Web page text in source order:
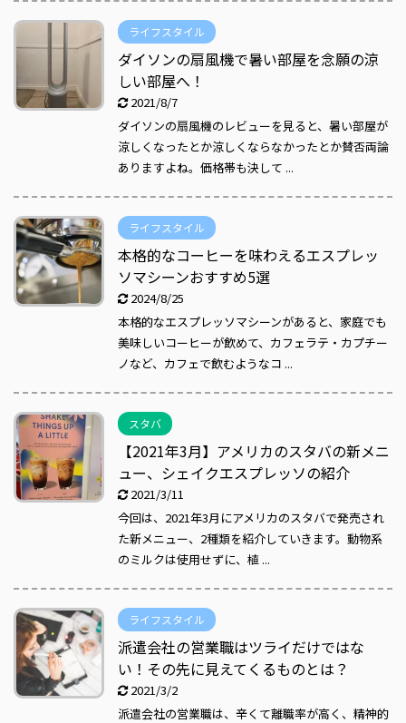
ライフスタイル
ダイソンの扇風機で暑い部屋を念願の涼
しい部屋へ！
2021/8/7
ダイソンの扇風機のレビューを見ると、暑い部屋が
涼しくなったとか涼しくならなかったとか賛否両論
ありますよね。価格帯も決して ...
ライフスタイル
本格的なコーヒーを味わえるエスプレッ
ソマシーンおすすめ5選
2024/8/25
本格的なエスプレッソマシーンがあると、家庭でも
美味しいコーヒーが飲めて、カフェラテ・カプチー
ノなど、カフェで飲むようなコ ...
スタバ
【2021年3月】アメリカのスタバの新メニ
ュー、シェイクエスプレッソの紹介
2021/3/11
今回は、2021年3月にアメリカのスタバで発売され
た新メニュー、2種類を紹介していきます。動物系
のミルクは使用せずに、植 ...
ライフスタイル
派遣会社の営業職はツライだけではな
い！その先に見えてくるものとは？
2021/3/2
派遣会社の営業職は、辛くて離職率が高く、精神的